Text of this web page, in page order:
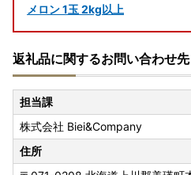
メロン 1玉 2kg以上
返礼品に関するお問い合わせ先
担当課
株式会社 Biei&Company
住所